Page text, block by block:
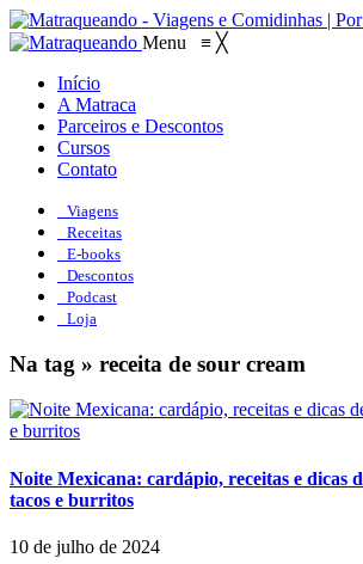
Menu ≡ ╳
Início
A Matraca
Parceiros e Descontos
Cursos
Contato
Viagens
Receitas
E-books
Descontos
Podcast
Loja
Na tag » receita de sour cream
Noite Mexicana: cardápio, receitas e dicas
tacos e burritos
10 de julho de 2024